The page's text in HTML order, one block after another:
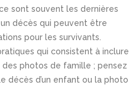
sont souvent les dernières
décès qui peuvent être
pour les survivants.
qui consistent à inclure
photos de famille ; pensez
décès d’un enfant ou la photo